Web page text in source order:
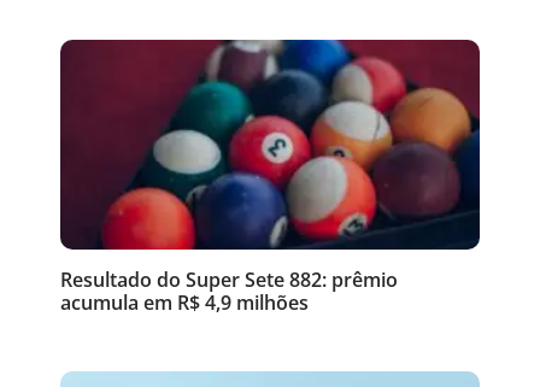
Resultado do Super Sete 882: prêmio
acumula em R$ 4,9 milhões